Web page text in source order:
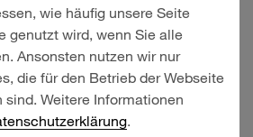
und
durch den externen
und das interne
Konzerns sind eingehend im
dargestellt.
wie häufig unsere Seite
genutzt wird, wenn Sie alle
Ansonsten nutzen wir nur
die für den Betrieb der Webseite
Weitere Informationen